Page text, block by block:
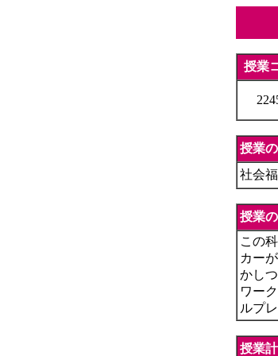
授業
授業
社会
授業
この
カー
かし
ワー
ルプ
授業